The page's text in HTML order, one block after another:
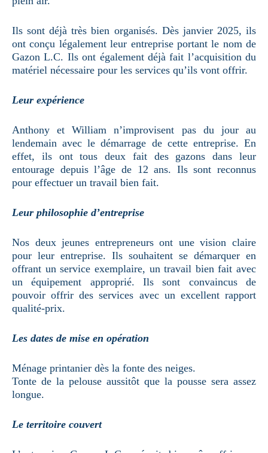
Ils sont déjà très bien organisés. Dès janvier 2025, ils
ont conçu légalement leur entreprise portant le nom de
Gazon L.C. Ils ont également déjà fait l’acquisition du
matériel nécessaire pour les services qu’ils vont offrir.
Leur expérience
Anthony et William n’improvisent pas du jour au
lendemain avec le démarrage de cette entreprise. En
effet, ils ont tous deux fait des gazons dans leur
entourage depuis l’âge de 12 ans. Ils sont reconnus
pour effectuer un travail bien fait.
Leur philosophie d’entreprise
Nos deux jeunes entrepreneurs ont une vision claire
pour leur entreprise. Ils souhaitent se démarquer en
offrant un service exemplaire, un travail bien fait avec
un équipement approprié. Ils sont convaincus de
pouvoir offrir des services avec un excellent rapport
qualité-prix.
Les dates de mise en opération
Ménage printanier dès la fonte des neiges.
Tonte de la pelouse aussitôt que la pousse sera assez
longue.
Le territoire couvert